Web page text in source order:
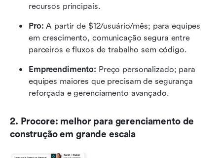
recursos principais.
Pro: A partir de $12/usuário/mês; para equipes
em crescimento, comunicação segura entre
parceiros e fluxos de trabalho sem código.
Empreendimento: Preço personalizado; para
equipes maiores que precisam de segurança
reforçada e gerenciamento avançado.
2. Procore: melhor para gerenciamento de
construção em grande escala